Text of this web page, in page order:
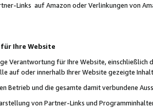
Links auf Amazon oder Verlinkungen von
Ihre Website
Verantwortung für Ihre Website,
auf oder innerhalb Ihrer Website gezeigte
Betrieb und die gesamte damit verbundene
von Partner-Links und